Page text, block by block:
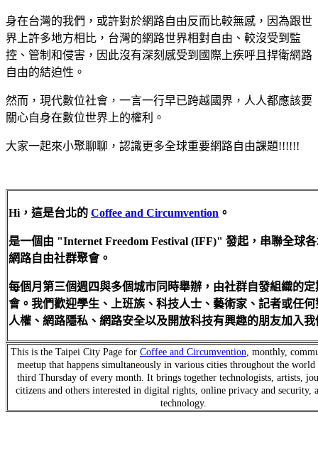
身在台灣的我們，或許對於網路自由反而比較無感，因為跟世
界上許多地方相比，台灣的網路世界相對自由、較沒受到監
控、管制和侵害，因此沒有深刻感受到國際上疾呼且捍衛網路
自由的結迫性。
然而，現代數位社會，一言一行早已跨越國界，人人都應該要
關心自身在數位世界上的權利。
大家一起來小聚聊聊，認識更多全球重要網路自由課題!!!!!!
Hi，這是台北的 Coffee and Circumvention 。
是一個由 "Internet Freedom Festival (IFF)" 發起，串聯全球
網路自由社群聚會。
每個月第三個週四與多個城市同時舉辦，由社群自發組織的定
會。我們歡迎學生、上班族、科技人士、藝術家、記者或任何
人權、網路隱私、網路安全以及開放科技有興趣的朋友加入我
This is the Taipei City Page for Coffee and Circumvention, monthly,
meetup that happens simultaneously in various cities throughout the
third Thursday of every month. It brings together technologists, artists,
citizens and others interested in digital rights, online privacy and security,
technology.